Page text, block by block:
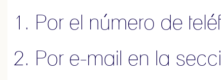
Por el número de
Por e-mail en la